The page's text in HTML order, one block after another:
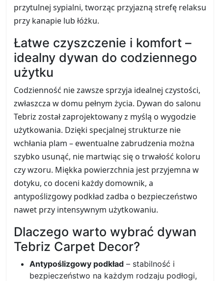
przytulnej sypialni, tworząc przyjazną strefę relaksu
przy kanapie lub łóżku.
Łatwe czyszczenie i komfort –
idealny dywan do codziennego
użytku
Codzienność nie zawsze sprzyja idealnej czystości,
zwłaszcza w domu pełnym życia. Dywan do salonu
Tebriz został zaprojektowany z myślą o wygodzie
użytkowania. Dzięki specjalnej strukturze nie
wchłania plam – ewentualne zabrudzenia można
szybko usunąć, nie martwiąc się o trwałość koloru
czy wzoru. Miękka powierzchnia jest przyjemna w
dotyku, co doceni każdy domownik, a
antypoślizgowy podkład zadba o bezpieczeństwo
nawet przy intensywnym użytkowaniu.
Dlaczego warto wybrać dywan
Tebriz Carpet Decor?
Antypoślizgowy podkład – stabilność i
bezpieczeństwo na każdym rodzaju podłogi,